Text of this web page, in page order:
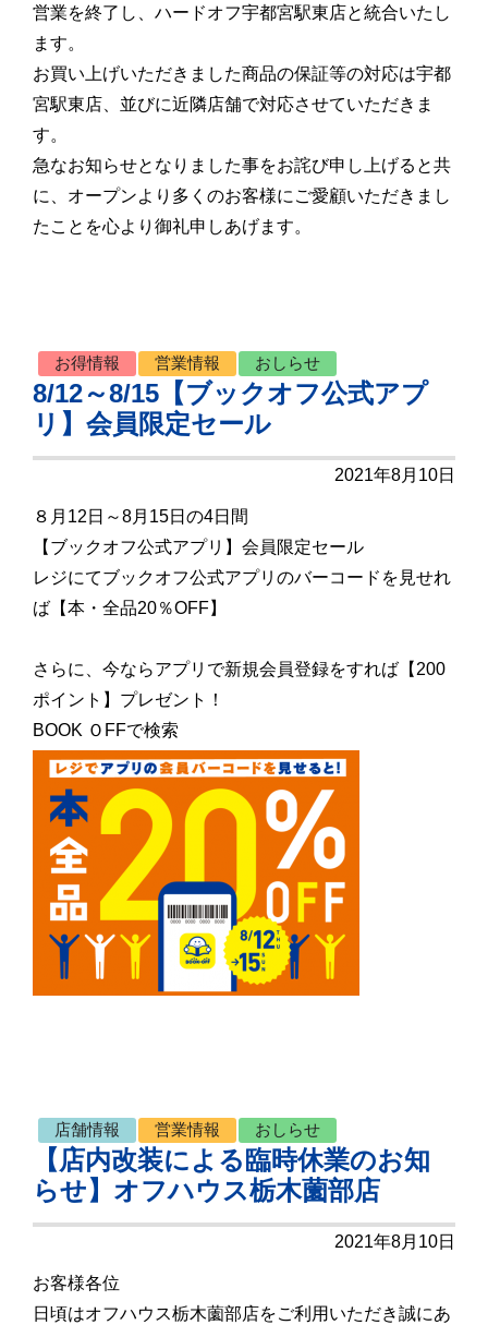
営業を終了し、ハードオフ宇都宮駅東店と統合いたし
ます。
お買い上げいただきました商品の保証等の対応は宇都
宮駅東店、並びに近隣店舗で対応させていただきま
す。
急なお知らせとなりました事をお詫び申し上げると共
に、オープンより多くのお客様にご愛顧いただきまし
たことを心より御礼申しあげます。
お得情報 営業情報 おしらせ
8/12～8/15【ブックオフ公式アプ
リ】会員限定セール
2021年8月10日
８月12日～8月15日の4日間
【ブックオフ公式アプリ】会員限定セール
レジにてブックオフ公式アプリのバーコードを見せれ
ば【本・全品20％OFF】
さらに、今ならアプリで新規会員登録をすれば【200
ポイント】プレゼント！
BOOK ＯFFで検索
店舗情報 営業情報 おしらせ
【店内改装による臨時休業のお知
らせ】オフハウス栃木薗部店
2021年8月10日
お客様各位
日頃はオフハウス栃木薗部店をご利用いただき誠にあ